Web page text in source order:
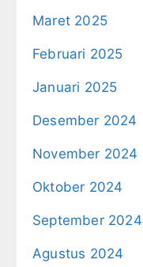
Maret 2025
Februari 2025
Januari 2025
Desember 2024
November 2024
Oktober 2024
September 2024
Agustus 2024